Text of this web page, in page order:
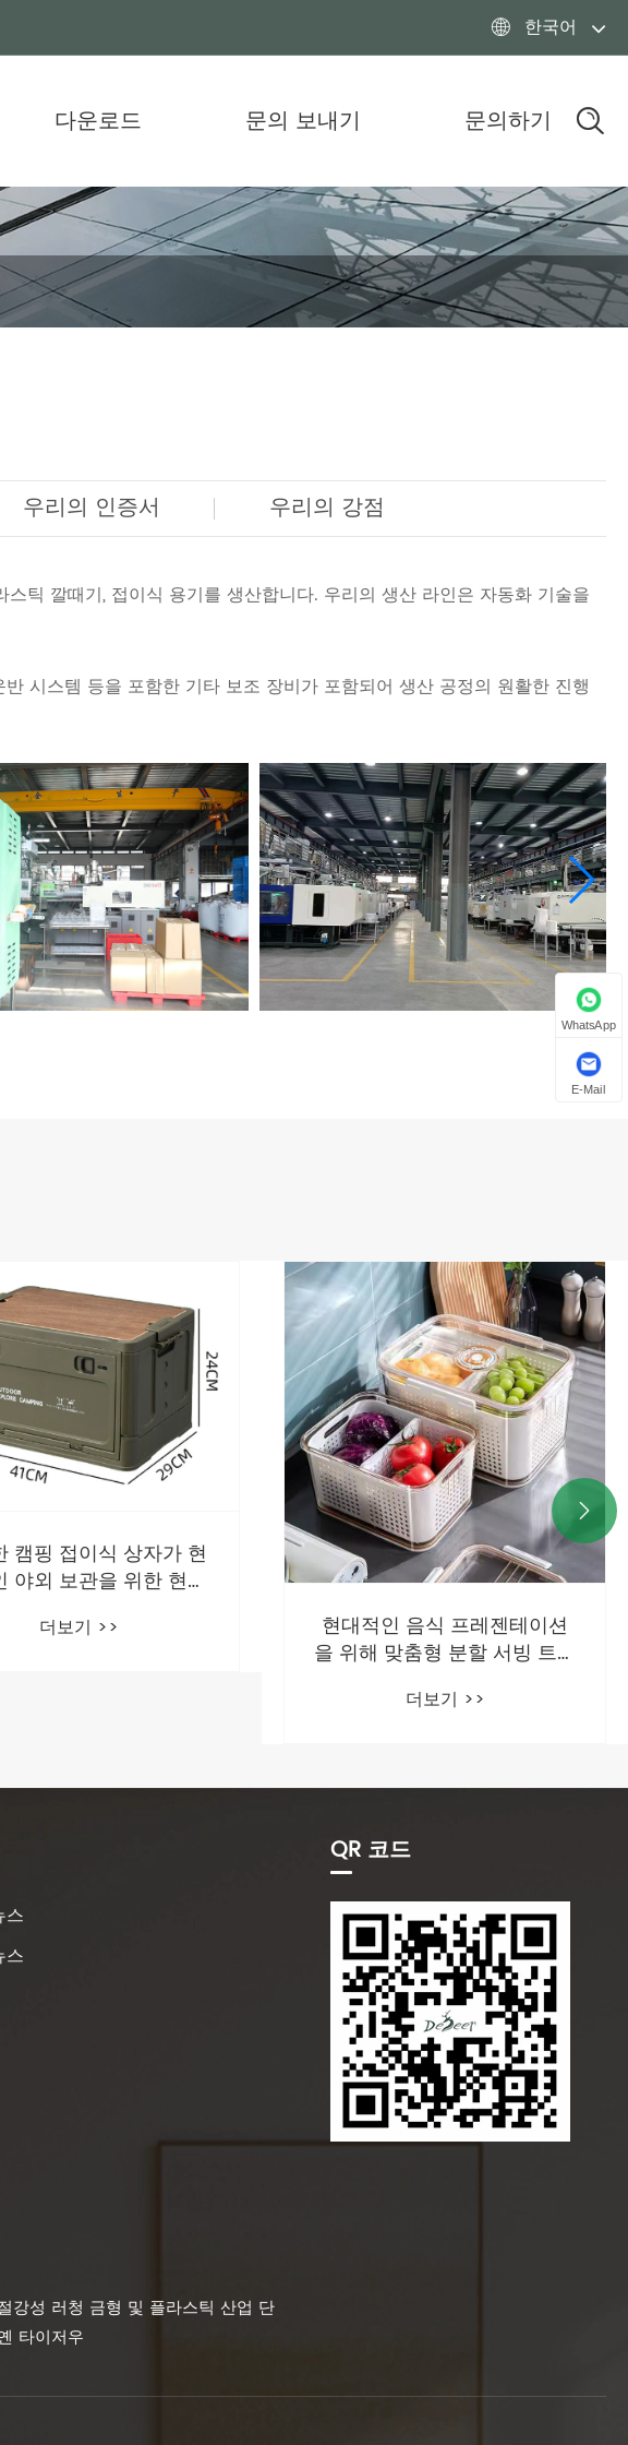
 한국어
다운로드 문의 보내기 문의하기
우리의 인증서 우리의 강점
틱 깔때기, 접이식 용기를 생산합니다. 우리의 생산 라인은 자동화 기술을
시스템 등을 포함한 기타 보조 장비가 포함되어 생산 공정의 원활한 진행
인 음식 프레젠테이션
56L 폴드 가능한 스토리지 박
스는 공간 절약 솔루션에 혁명
더보기 >>

스
스
QR 코드
강성 러청 금형 및 플라스틱 산업 단
타이저우
WhatsApp
E-Mail